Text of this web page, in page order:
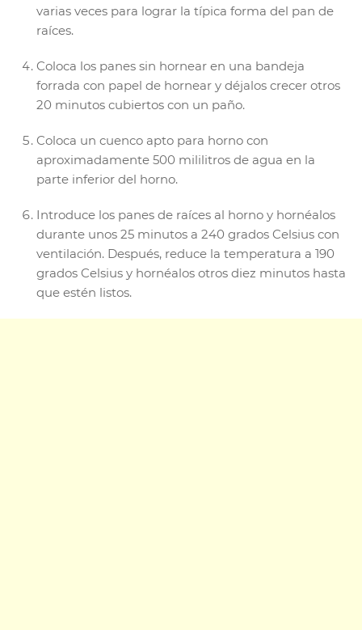
varias veces para lograr la típica forma del pan de
raíces.
Coloca los panes sin hornear en una bandeja
forrada con papel de hornear y déjalos crecer otros
20 minutos cubiertos con un paño.
Coloca un cuenco apto para horno con
aproximadamente 500 mililitros de agua en la
parte inferior del horno.
Introduce los panes de raíces al horno y hornéalos
durante unos 25 minutos a 240 grados Celsius con
ventilación. Después, reduce la temperatura a 190
grados Celsius y hornéalos otros diez minutos hasta
que estén listos.